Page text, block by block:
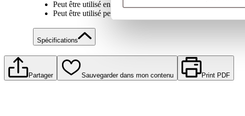
Peut être utilisé en post-opératoire
Peut être utilisé pendant et après la radiothérapie
Spécifications
Partager Sauvegarder dans mon contenu Print PDF